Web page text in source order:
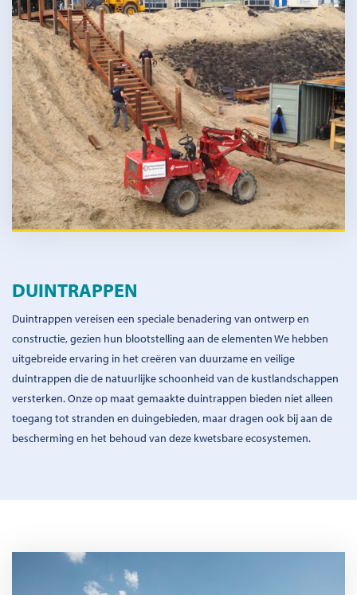
DUINTRAPPEN
Duintrappen vereisen een speciale benadering van ontwerp en
constructie, gezien hun blootstelling aan de elementen We hebben
uitgebreide ervaring in het creëren van duurzame en veilige
duintrappen die de natuurlijke schoonheid van de kustlandschappen
versterken. Onze op maat gemaakte duintrappen bieden niet alleen
toegang tot stranden en duingebieden, maar dragen ook bij aan de
bescherming en het behoud van deze kwetsbare ecosystemen.